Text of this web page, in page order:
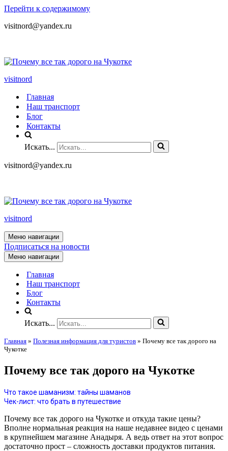
Перейти к содержимому
visitnord@yandex.ru
visitnord
Главная
Наш транспорт
Блог
Контакты
Искать...
visitnord@yandex.ru
visitnord
Меню навигации
Подписаться на новости
Меню навигации
Главная
Наш транспорт
Блог
Контакты
Искать...
Главная » Полезная информация для туристов » Почему все так дорого на
Чукотке
Почему все так дорого на Чукотке
Что такое шаманизм: тайны шаманов
Чек-лист: что брать в путешествие
Почему все так дорого на Чукотке и откуда такие цены?
Вполне нормальная реакция на наше недавнее видео с ценами
в крупнейшем магазине Анадыря. А ведь ответ на этот вопрос
достаточно прост – сложность доставки продуктов питания.